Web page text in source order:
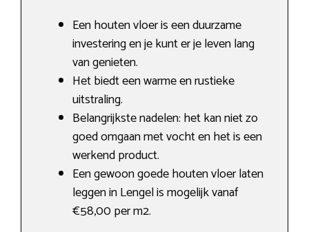
Een houten vloer is een duurzame
investering en je kunt er je leven lang
van genieten.
Het biedt een warme en rustieke
uitstraling.
Belangrijkste nadelen: het kan niet zo
goed omgaan met vocht en het is een
werkend product.
Een gewoon goede houten vloer laten
leggen in Lengel is mogelijk vanaf
€58,00 per m2.